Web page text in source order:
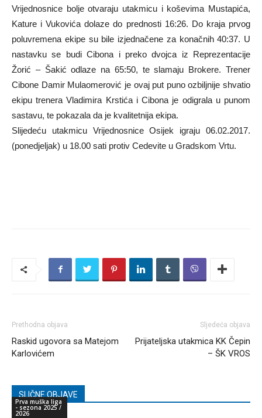
Vrijednosnice bolje otvaraju utakmicu i koševima Mustapića,
Kature i Vukovića dolaze do prednosti 16:26. Do kraja prvog
poluvremena ekipe su bile izjednačene za konačnih 40:37. U
nastavku se budi Cibona i preko dvojca iz Reprezentacije
Žorić – Šakić odlaze na 65:50, te slamaju Brokere. Trener
Cibone Damir Mulaomerović je ovaj put puno ozbiljnije shvatio
ekipu trenera Vladimira Krstića i Cibona je odigrala u punom
sastavu, te pokazala da je kvalitetnija ekipa.
Slijedeću utakmicu Vrijednosnice Osijek igraju 06.02.2017.
(ponedjeljak) u 18.00 sati protiv Cedevite u Gradskom Vrtu.
Prethodna objava
Raskid ugovora sa Matejom
Karlovićem
Sljedeća objava
Prijateljska utakmica KK Čepin
– ŠK VROS
SLIČNE OBJAVE
Prva muška liga
- sezona 2025 /
2026